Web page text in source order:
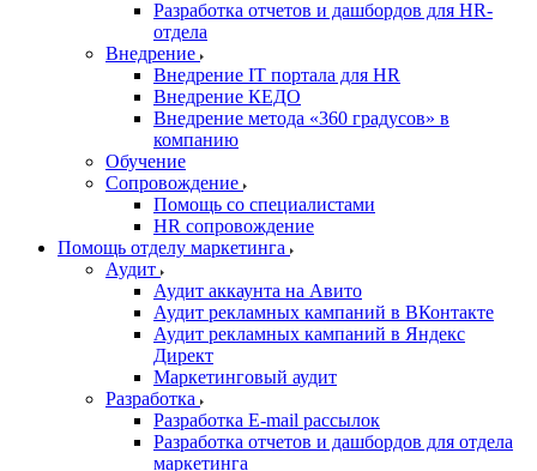
Разработка отчетов и дашбордов для HR-
отдела
Внедрение
Внедрение IT портала для HR
Внедрение КЕДО
Внедрение метода «360 градусов» в
компанию
Обучение
Сопровождение
Помощь со специалистами
HR сопровождение
Помощь отделу маркетинга
Аудит
Аудит аккаунта на Авито
Аудит рекламных кампаний в ВКонтакте
Аудит рекламных кампаний в Яндекс
Директ
Маркетинговый аудит
Разработка
Разработка E-mail рассылок
Разработка отчетов и дашбордов для отдела
маркетинга